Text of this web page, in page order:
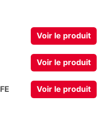
Voir le produit
Voir le produit
Voir le produit